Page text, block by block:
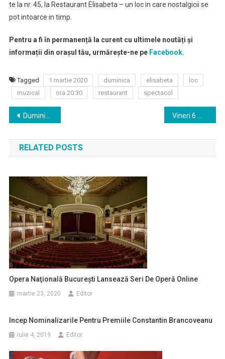
te la nr. 45, la Restaurant Elisabeta – un loc in care nostalgicii se
pot intoarce in timp.
Pentru a fi în permanență la curent cu ultimele noutăți și
informații din orașul tău, urmărește-ne peFacebook.
Tagged 1 martie 2020 duminica elisabeta
loc
muzical
ora 20:30 restaurant spectacol
Navigare
în
articole
Duminică 1 martie 2020 ora 18:00 se va juca piesa ,,Capcana pentru un barbat casatorit” la Teatrul Elisabeta
RELATED POSTS
Opera Naţională Bucureşti Lansează Seri De Operă Online
martie 23, 2020 Editor
Incep Nominalizarile Pentru Premiile Constantin Brancoveanu
iulie 4, 2019 Editor